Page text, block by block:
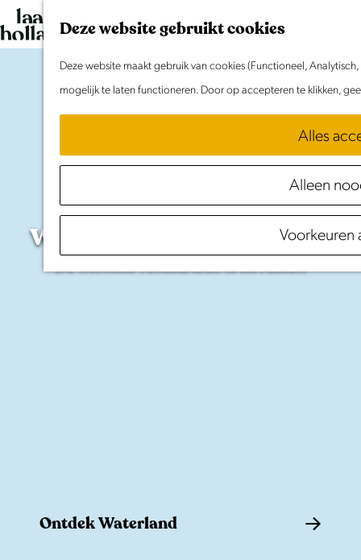
Deze website gebruikt cookies
Deze website maakt gebruik van cookies (Functioneel,
mogelijk te laten functioneren. Door op accepteren te klikken,
Alles
Alleen
Voorkeuren
G
a
Horecaaanhet
water
Waterland
Ontdek Waterland